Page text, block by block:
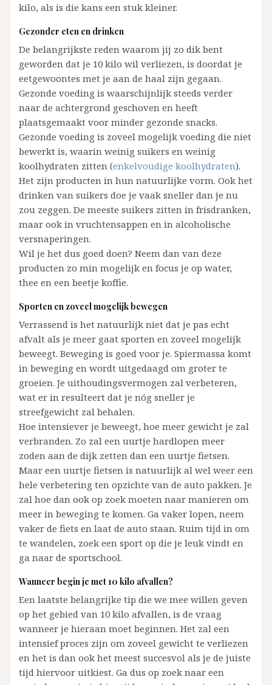
kilo, als is die kans een stuk kleiner.
Gezonder eten en drinken
De belangrijkste reden waarom jij zo dik bent
geworden dat je 10 kilo wil verliezen, is doordat je
eetgewoontes met je aan de haal zijn gegaan.
Gezonde voeding is waarschijnlijk steeds verder
naar de achtergrond geschoven en heeft
plaatsgemaakt voor minder gezonde snacks.
Gezonde voeding is zoveel mogelijk voeding die niet
bewerkt is, waarin weinig suikers en weinig
koolhydraten zitten (enkelvoudige koolhydraten).
Het zijn producten in hun natuurlijke vorm. Ook het
drinken van suikers doe je vaak sneller dan je nu
zou zeggen. De meeste suikers zitten in frisdranken,
maar ook in vruchtensappen en in alcoholische
versnaperingen.
Wil je het dus goed doen? Neem dan van deze
producten zo min mogelijk en focus je op water,
thee en een beetje koffie.
Sporten en zoveel mogelijk bewegen
Verrassend is het natuurlijk niet dat je pas echt
afvalt als je meer gaat sporten en zoveel mogelijk
beweegt. Beweging is goed voor je. Spiermassa komt
in beweging en wordt uitgedaagd om groter te
groeien. Je uithoudingsvermogen zal verbeteren,
wat er in resulteert dat je nóg sneller je
streefgewicht zal behalen.
Hoe intensiever je beweegt, hoe meer gewicht je zal
verbranden. Zo zal een uurtje hardlopen meer
zoden aan de dijk zetten dan een uurtje fietsen.
Maar een uurtje fietsen is natuurlijk al wel weer een
hele verbetering ten opzichte van de auto pakken. Je
zal hoe dan ook op zoek moeten naar manieren om
meer in beweging te komen. Ga vaker lopen, neem
vaker de fiets en laat de auto staan. Ruim tijd in om
te wandelen, zoek een sport op die je leuk vindt en
ga naar de sportschool.
Wanneer begin je met 10 kilo afvallen?
Een laatste belangrijke tip die we mee willen geven
op het gebied van 10 kilo afvallen, is de vraag
wanneer je hieraan moet beginnen. Het zal een
intensief proces zijn om zoveel gewicht te verliezen
en het is dan ook het meest succesvol als je de juiste
tijd hiervoor uitkiest. Ga dus op zoek naar een